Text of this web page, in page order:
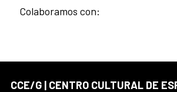
Colaboramos con:
CCE/G | CENTRO CULTURAL DE